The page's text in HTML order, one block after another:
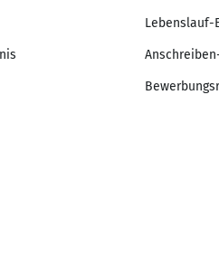
Lebenslauf-